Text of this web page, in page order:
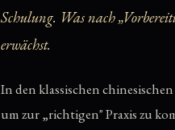
Schulung. Was nach
erwächst.
In den klassischen
um zur „richtigen" Praxis zu